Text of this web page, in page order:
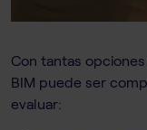
Con tantas
BIM puede ser
evaluar: